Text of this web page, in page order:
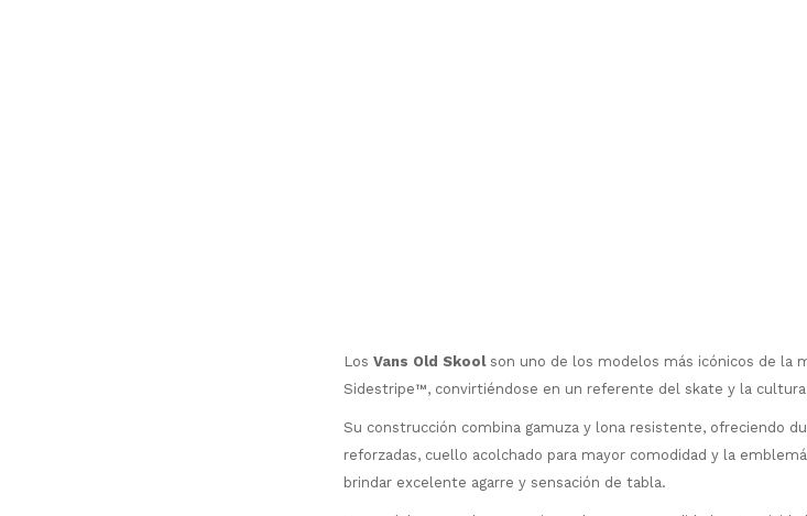
Los Vans Old Skool son uno de los modelos más icónicos de la
Sidestripe™, convirtiéndose en un referente del skate y la cultura
Su construcción combina gamuza y lona resistente, ofreciendo
reforzadas, cuello acolchado para mayor comodidad y la
brindar excelente agarre y sensación de tabla.
¡Sumate a la forma
comprar!
Comprá en 3 cuotas sin